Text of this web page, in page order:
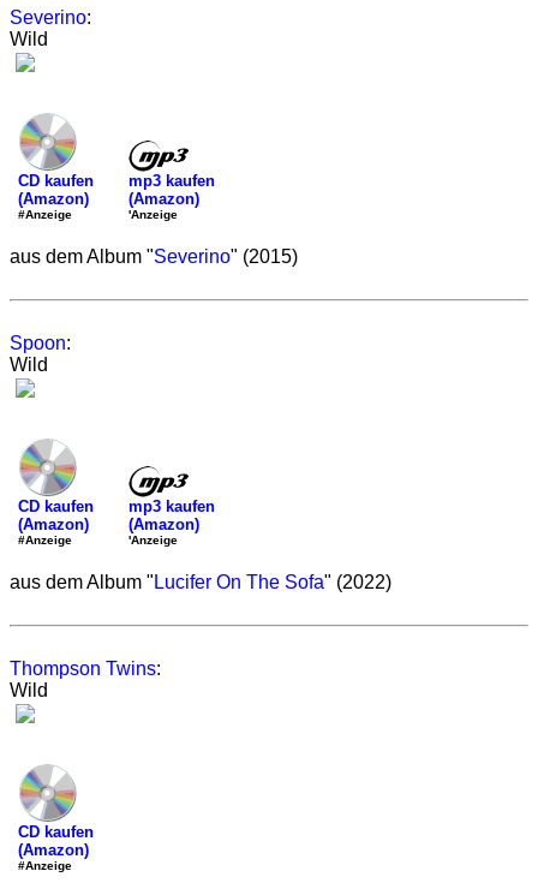
Severino:
Wild
CD kaufen
(Amazon)
#Anzeige
mp3 kaufen
(Amazon)
'Anzeige
aus dem Album "Severino" (2015)
Spoon:
Wild
CD kaufen
(Amazon)
#Anzeige
mp3 kaufen
(Amazon)
'Anzeige
aus dem Album " Lucifer On The Sofa" (2022)
Thompson Twins:
Wild
CD kaufen
(Amazon)
#Anzeige